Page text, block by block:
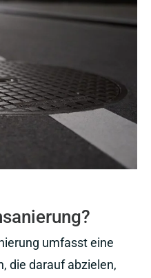
umfasst eine
die darauf abzielen,